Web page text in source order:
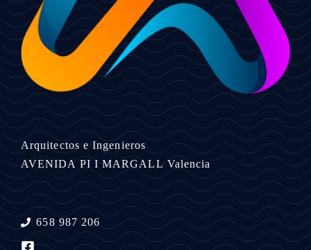
Arquitectos e Ingenieros
AVENIDA PI I MARGALL Valencia
658 987 206